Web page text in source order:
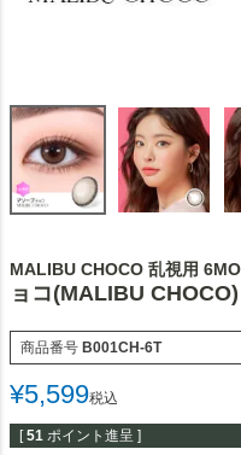
MALIBU CHOCO 乱視用
ョコ(MALIBU
商品番号 B001CH-6T
¥5,599税込
[ 51 ポイント進呈 ]